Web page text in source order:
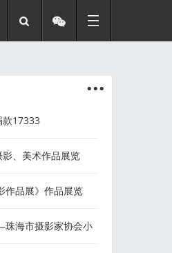
...
款17333
影、美术作品展览
作品展》作品展览
海市摄影家协会小